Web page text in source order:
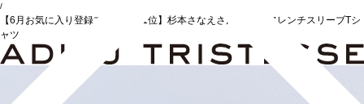
/
【6月お気に入り登録ブランド内1位】杉本さなえさん コラボフレンチスリーブTシ
ャツ